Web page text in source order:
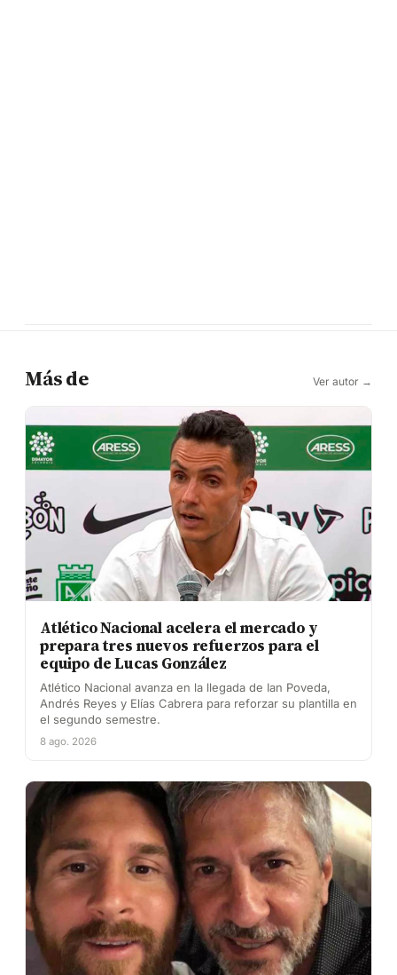
Más de Ver autor →
Atlético Nacional acelera el mercado y
prepara tres nuevos refuerzos para el
equipo de Lucas González
Atlético Nacional avanza en la llegada de Ian Poveda,
Andrés Reyes y Elías Cabrera para reforzar su plantilla en
el segundo semestre.
8 ago. 2026